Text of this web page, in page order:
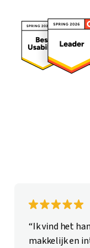
LastPass